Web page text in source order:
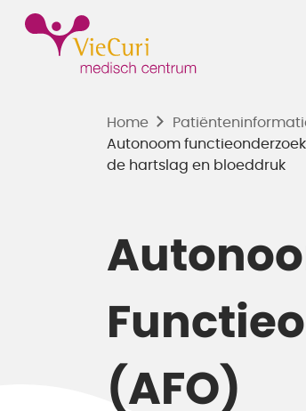
Home
Autonoom
de hartslag en bloeddruk
(AFO)